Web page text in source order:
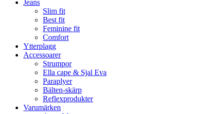
Jeans
Slim fit
Best fit
Feminine fit
Comfort
Ytterplagg
Accessoarer
Strumpor
Ella cape & Sjal Eva
Paraplyer
Bälten-skärp
Reflexprodukter
Varumärken